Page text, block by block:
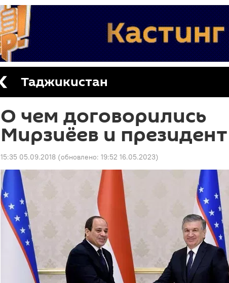
Таджикистан
О чем договорились
Мирзиёев и
15:35 05.09.2018 (обновлено: 19:52 16.05.2023)